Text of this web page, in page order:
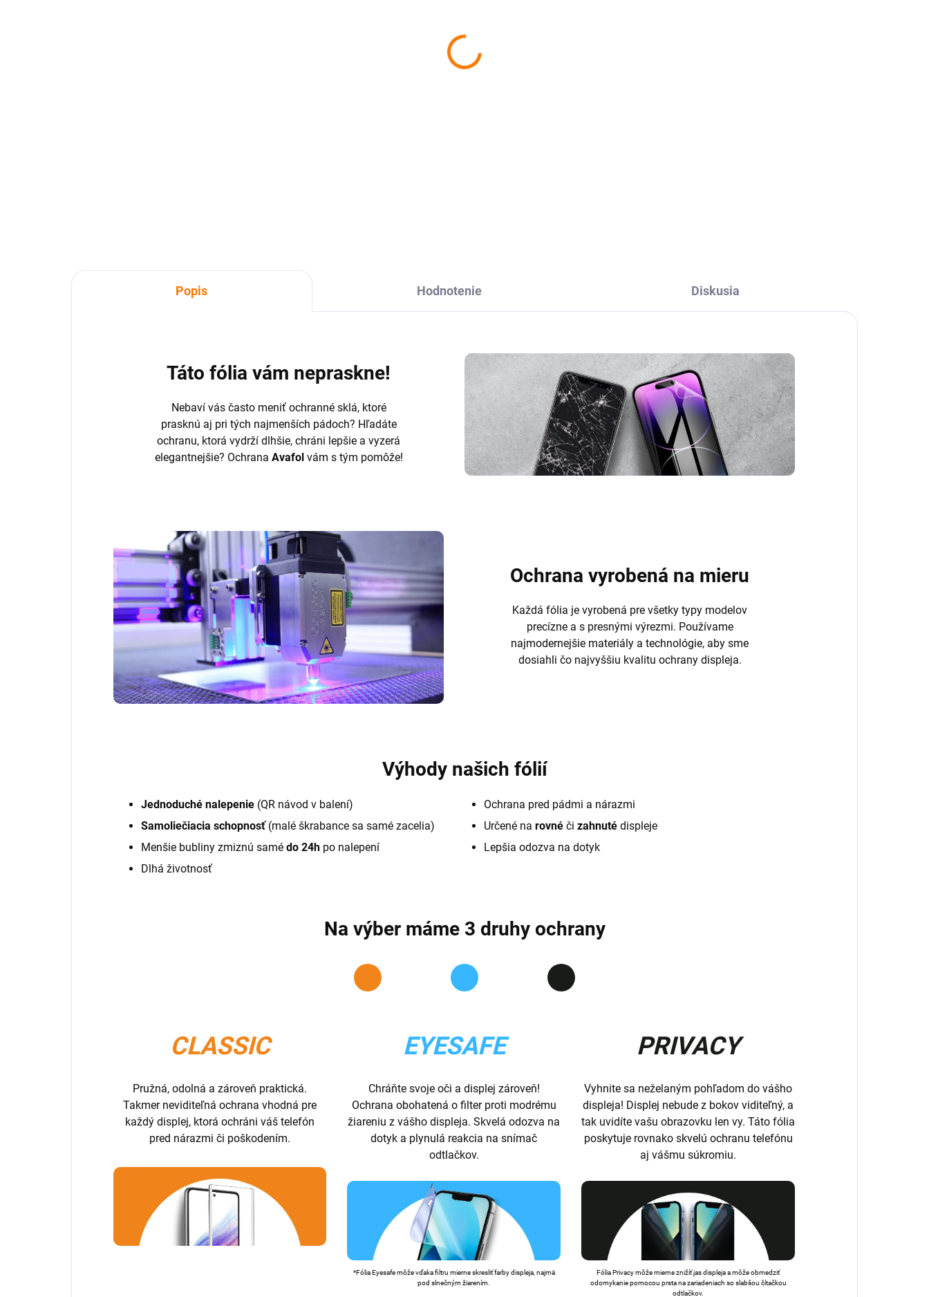
Popis Hodnotenie Diskusia
Táto fólia vám nepraskne!
Nebaví vás často meniť ochranné sklá, ktoré
prasknú aj pri tých najmenších pádoch? Hľadáte
ochranu, ktorá vydrží dlhšie, chráni lepšie a vyzerá
elegantnejšie? Ochrana Avafol vám s tým pomôže!
Ochrana vyrobená na mieru
Každá fólia je vyrobená pre všetky typy modelov
precízne a s presnými výrezmi. Používame
najmodernejšie materiály a technológie, aby sme
dosiahli čo najvyššiu kvalitu ochrany displeja.
Výhody našich fólií
Jednoduché nalepenie (QR návod v balení)
Samoliečiacia schopnosť(malé škrabance sa samé zacelia)
Menšie bubliny zmiznú samé do 24h po nalepení
Dlhá životnosť
Ochrana pred pádmi a nárazmi
Určené na rovné či zahnuté displeje
Lepšia odozva na dotyk
Na výber máme 3 druhy ochrany
CLASSIC
Pružná, odolná a zároveň praktická.
Takmer neviditeľná ochrana vhodná pre
každý displej, ktorá ochráni váš telefón
pred nárazmi či poškodením.
EYESAFE
Chráňte svoje oči a displej zároveň!
Ochrana obohatená o filter proti modrému
žiareniu z vášho displeja. Skvelá odozva na
dotyk a plynulá reakcia na snímač
odtlačkov.
*Fólia Eyesafe môže vďaka filtru mierne skresliť farby displeja, najmä
pod slnečným žiarením.
PRIVACY
Vyhnite sa neželaným pohľadom do vášho
displeja! Displej nebude z bokov viditeľný, a
tak uvidíte vašu obrazovku len vy. Táto fólia
poskytuje rovnako skvelú ochranu telefónu
aj vášmu súkromiu.
Fólia Privacy môže mierne znižíť jas displeja a môže obmedziť
odomykanie pomocou prsta na zariadeniach so slabšou čítačkou
odtlačkov.